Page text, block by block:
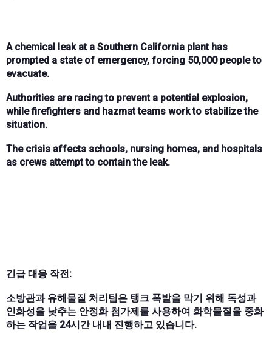
A chemical leak at a Southern California plant has
prompted a state of emergency, forcing 50,000 people to
evacuate.
Authorities are racing to prevent a potential explosion,
while firefighters and hazmat teams work to stabilize the
situation.
The crisis affects schools, nursing homes, and hospitals
as crews attempt to contain the leak.
긴급 대응 작전:
소방관과 유해물질 처리팀은 탱크 폭발을 막기 위해 독성과
인화성을 낮추는 안정화 첨가제를 사용하여 화학물질을 중화
하는 작업을 24시간 내내 진행하고 있습니다.